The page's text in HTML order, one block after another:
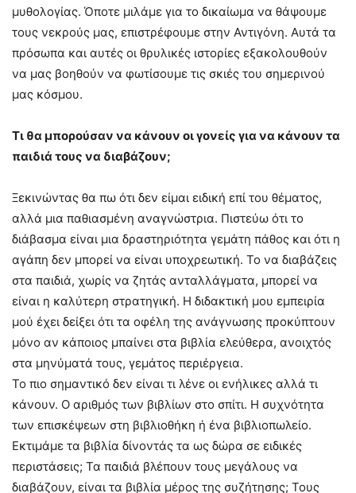
μυθολογίας. Όποτε μιλάμε για το δικαίωμα να θάψουμε
τους νεκρούς μας, επιστρέφουμε στην Αντιγόνη. Αυτά τα
πρόσωπα και αυτές οι θρυλικές ιστορίες εξακολουθούν
να μας βοηθούν να φωτίσουμε τις σκιές του σημερινού
μας κόσμου.
Τι θα μπορούσαν να κάνουν οι γονείς για να κάνουν τα
παιδιά τους να διαβάζουν;
Ξεκινώντας θα πω ότι δεν είμαι ειδική επί του θέματος,
αλλά μια παθιασμένη αναγνώστρια. Πιστεύω ότι το
διάβασμα είναι μια δραστηριότητα γεμάτη πάθος και ότι η
αγάπη δεν μπορεί να είναι υποχρεωτική. Το να διαβάζεις
στα παιδιά, χωρίς να ζητάς ανταλλάγματα, μπορεί να
είναι η καλύτερη στρατηγική. Η διδακτική μου εμπειρία
μού έχει δείξει ότι τα οφέλη της ανάγνωσης προκύπτουν
μόνο αν κάποιος μπαίνει στα βιβλία ελεύθερα, ανοιχτός
στα μηνύματά τους, γεμάτος περιέργεια.
Το πιο σημαντικό δεν είναι τι λένε οι ενήλικες αλλά τι
κάνουν. Ο αριθμός των βιβλίων στο σπίτι. Η συχνότητα
των επισκέψεων στη βιβλιοθήκη ή ένα βιβλιοπωλείο.
Εκτιμάμε τα βιβλία δίνοντάς τα ως δώρα σε ειδικές
περιστάσεις; Τα παιδιά βλέπουν τους μεγάλους να
διαβάζουν, είναι τα βιβλία μέρος της συζήτησης; Τους